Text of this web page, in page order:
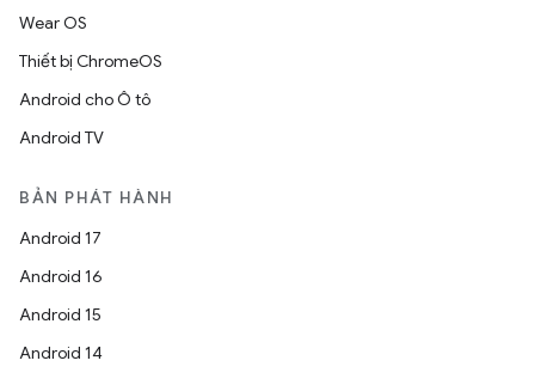
Wear OS
Thiết bị ChromeOS
Android cho Ô tô
Android TV
BẢN PHÁT HÀNH
Android 17
Android 16
Android 15
Android 14